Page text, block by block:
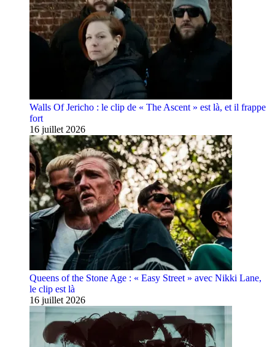
Walls Of Jericho : le clip de « The Ascent » est là, et il frappe
fort
16 juillet 2026
Queens of the Stone Age : « Easy Street » avec Nikki Lane,
le clip est là
16 juillet 2026